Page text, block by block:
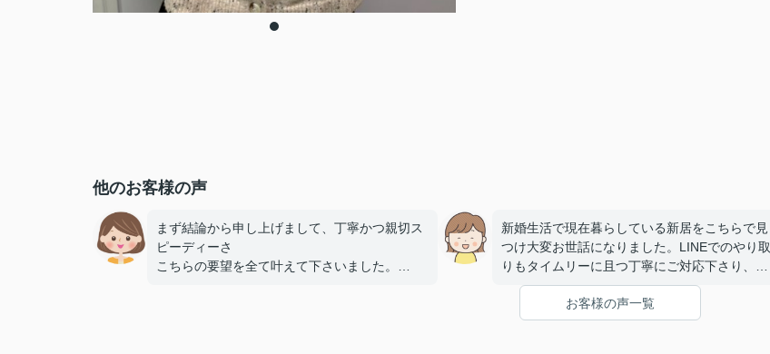
他のお客様の声
まず結論から申し上げまして、丁寧かつ親切ス
ピーディーさ
こちらの要望を全て叶えて下さいました。
新婚生活で現在暮らしている新居をこちらで見
つけ大変お世話になりました。LINEでのやり取
りもタイムリーに且つ丁寧にご対応下さり、ま
た契約時にはゴミ出し等の資料まで準備して頂
き、何から何までご配慮頂きありがとうござい
ました！前島様のハキハキとした且つ温かいお
お客様の声一覧